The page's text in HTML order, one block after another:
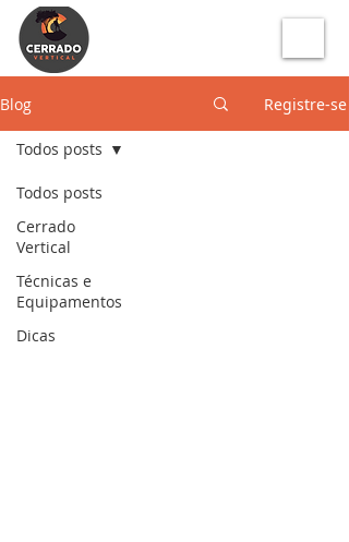
Blog Registre-se
Todos posts
Cerrado
Vertical
Técnicas e
Equipamentos
Dicas
Todos posts